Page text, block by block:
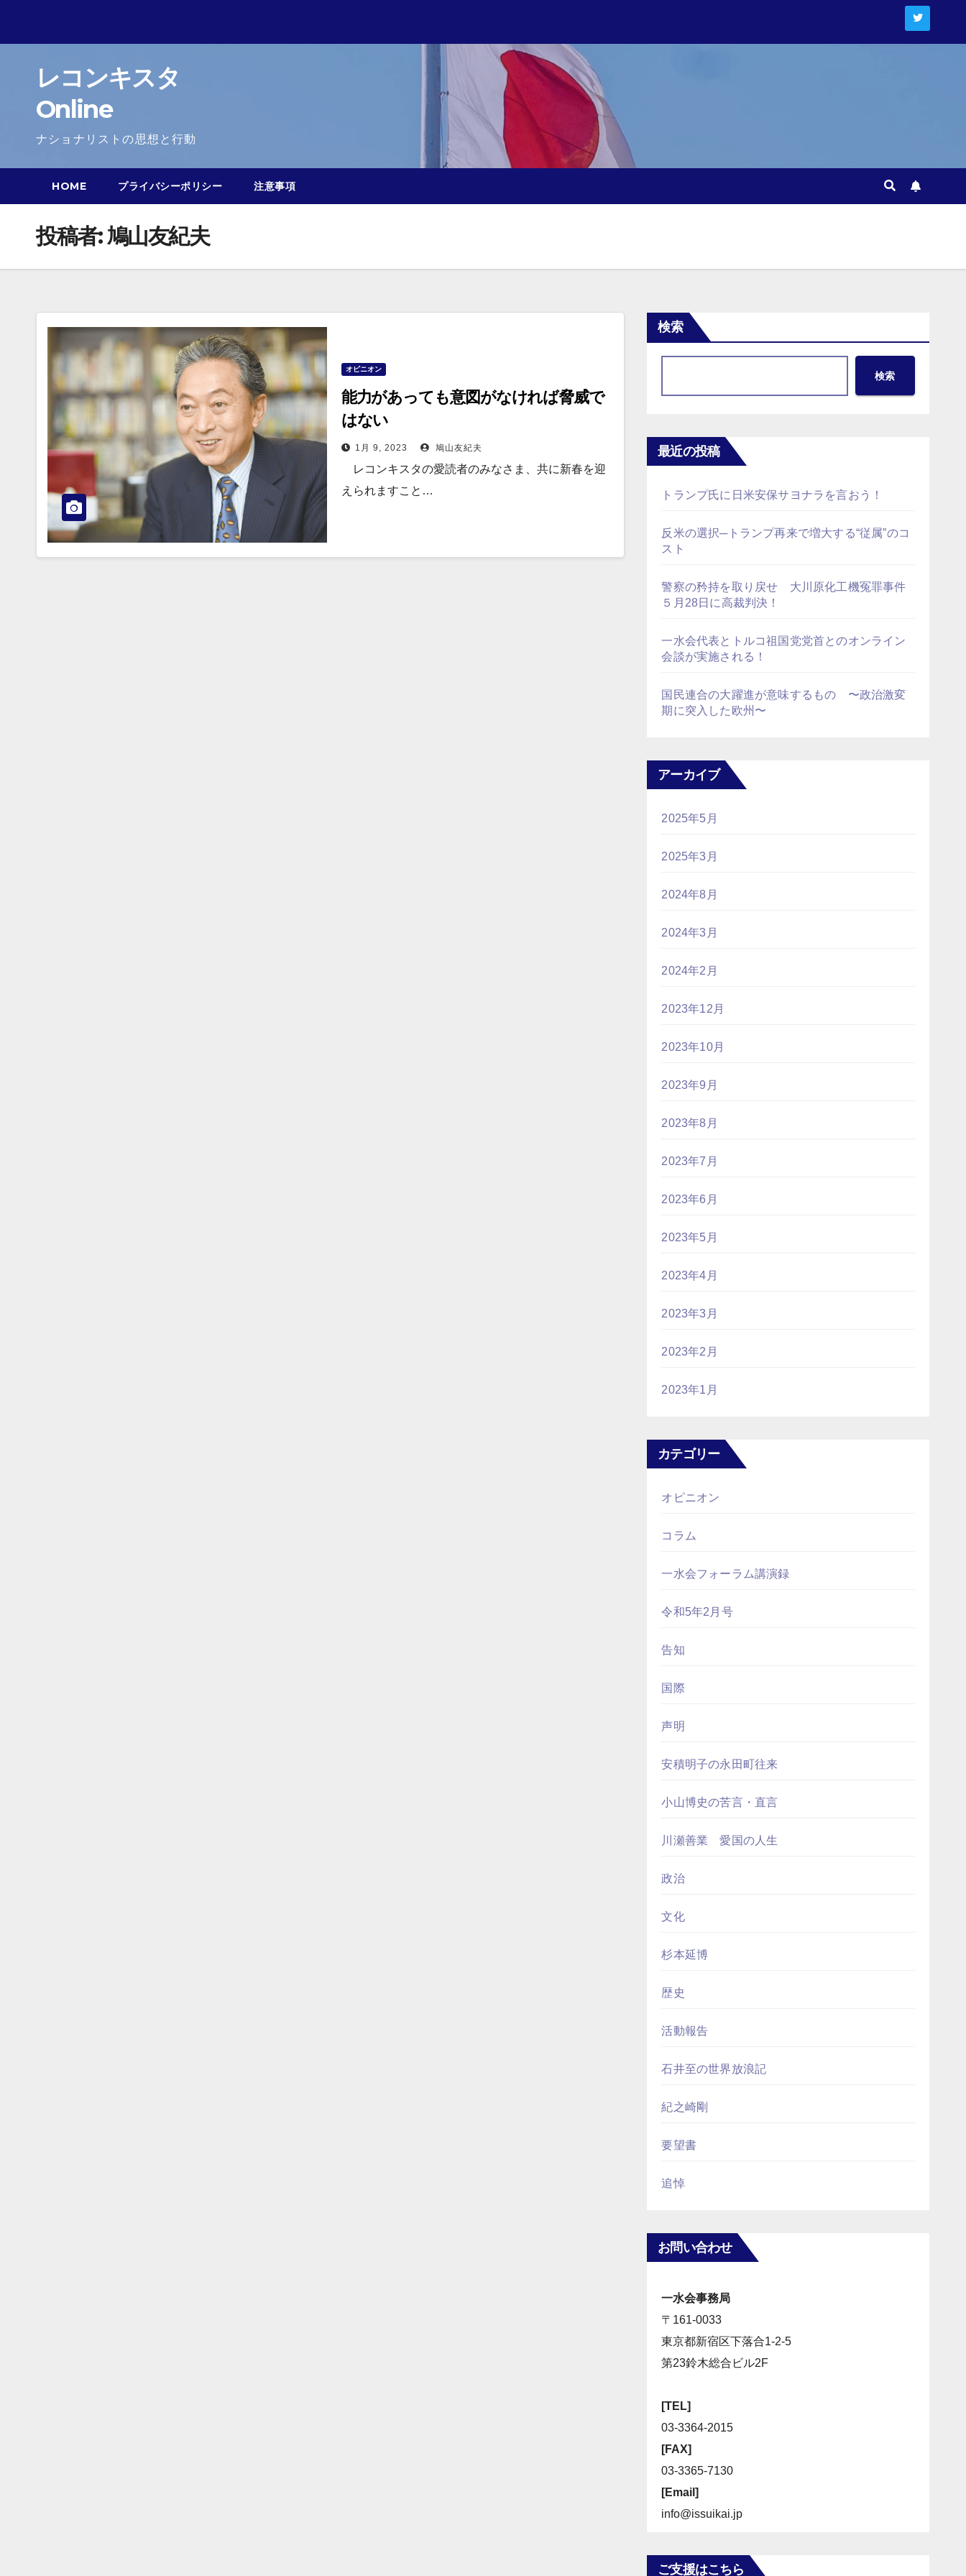
レコンキスタ
Online
ナショナリストの思想と行動
HOME プライバシーポリシー 注意事項
投稿者:鳩山友紀夫
オピニオン
能力があっても意図がなければ脅威で
はない
1月 9, 2023 鳩山友紀夫
レコンキスタの愛読者のみなさま、共に新春を迎
えられますこと…
検索
検索
最近の投稿
トランプ氏に日米安保サヨナラを言おう！
反米の選択─トランプ再来で増大する“従属”のコ
スト
警察の矜持を取り戻せ 大川原化工機冤罪事件
５月28日に高裁判決！
一水会代表とトルコ祖国党党首とのオンライン
会談が実施される！
国民連合の大躍進が意味するもの 〜政治激変
期に突入した欧州〜
アーカイブ
2025年5月
2025年3月
2024年8月
2024年3月
2024年2月
2023年12月
2023年10月
2023年9月
2023年8月
2023年7月
2023年6月
2023年5月
2023年4月
2023年3月
2023年2月
2023年1月
カテゴリー
オピニオン
コラム
一水会フォーラム講演録
令和5年2月号
告知
国際
声明
安積明子の永田町往来
小山博史の苦言・直言
川瀬善業 愛国の人生
政治
文化
杉本延博
歴史
活動報告
石井至の世界放浪記
紀之崎剛
要望書
追悼
お問い合わせ
一水会事務局
〒161-0033
東京都新宿区下落合1-2-5
第23鈴木総合ビル2F
[TEL]
03-3364-2015
[FAX]
03-3365-7130
[Email]
info@issuikai.jp
ご支援はこちら